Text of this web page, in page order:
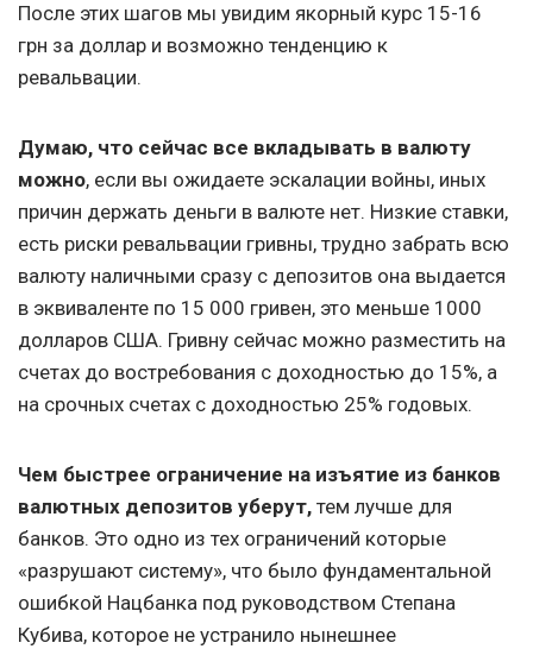
После этих шагов мы увидим якорный курс 15-16
грн за доллар и возможно тенденцию к
ревальвации.
Думаю, что сейчас все вкладывать в валюту
можно, если вы ожидаете эскалации войны, иных
причин держать деньги в валюте нет. Низкие ставки,
есть риски ревальвации гривны, трудно забрать всю
валюту наличными сразу с депозитов она выдается
в эквиваленте по 15 000 гривен, это меньше 1000
долларов США. Гривну сейчас можно разместить на
счетах до востребования с доходностью до 15%, а
на срочных счетах с доходностью 25% годовых.
Чем быстрее ограничение на изъятие из банков
валютных депозитов уберут, тем лучше для
банков. Это одно из тех ограничений которые
«разрушают систему», что было фундаментальной
ошибкой Нацбанка под руководством Степана
Кубива, которое не устранило нынешнее